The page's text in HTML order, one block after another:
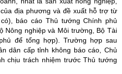
địa phương và đề xuất hỗ trợ từ
báo cáo Thủ tướng Chính phủ
Nông nghiệp và Môi trường, Bộ Tài
để tổng hợp). Trường hợp sau
dân cấp tỉnh không báo cáo, Chủ
chịu trách nhiệm trước Thủ tướng